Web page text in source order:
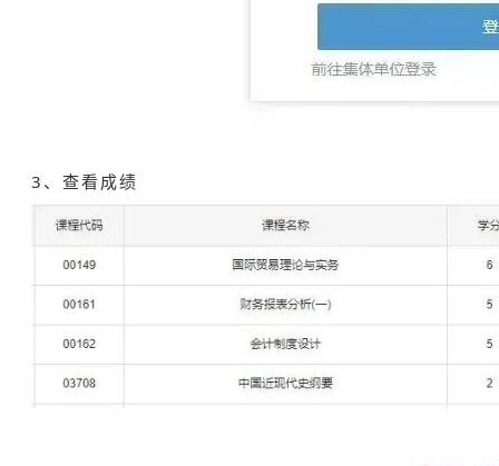
3、查看成绩